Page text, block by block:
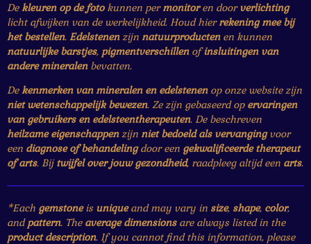
Dekleuren op de fotokunnen permonitoren doorverlichting
licht afwijken van de werkelijkheid. Houd hierrekening mee bij
het bestellen. Edelstenenzijn natuurproductenen kunnen
natuurlijke barstjes, pigmentverschillenofinsluitingen van
andere mineralenbevatten.
Dekenmerken van mineralen en edelstenenop onze website zijn
niet wetenschappelijk bewezen. Ze zijn gebaseerd op ervaringen
van gebruikers en edelsteentherapeuten. De beschreven
heilzame eigenschappenzijn niet bedoeld als vervangingvoor
een diagnose of behandelingdoor een gekwalificeerde therapeut
of arts. Bijtwijfel over jouw gezondheid, raadpleeg altijd een arts.
*Each gemstoneis uniqueand may vary in size, shape, color,
andpattern. The average dimensionsare always listed in the
product description. If you cannot find this information, please